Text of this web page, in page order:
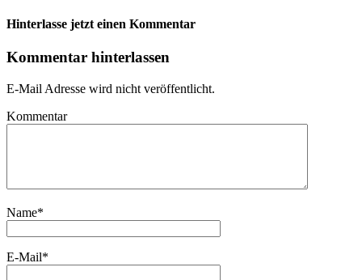
Hinterlasse jetzt einen Kommentar
Kommentar hinterlassen
E-Mail Adresse wird nicht veröffentlicht.
Kommentar
Name*
E-Mail*